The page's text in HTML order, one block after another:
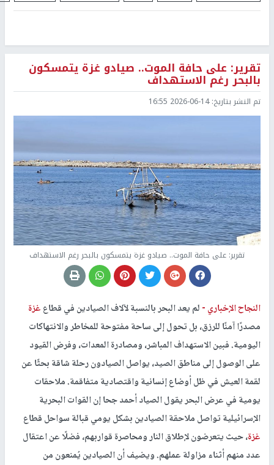
تقرير: على حافة الموت.. صيادو غزة يتمسكون
بالبحر رغم الاستهداف
تم النشر بتاريخ:2026-06-14 16:55
تقرير: على حافة الموت.. صيادو غزة يتمسكون بالبحر رغم الاستهداف
النجاح الإخباري -‏لم يعد البحر بالنسبة لآلاف الصيادين في قطاعغزة
مصدرًا آمنًا للرزق، بل تحول إلى ساحة مفتوحة للمخاطر والانتهاكات
اليومية. فبين الاستهداف المباشر، ومصادرة المعدات، وفرض القيود
على الوصول إلى مناطق الصيد، يواصل الصيادون رحلة شاقة بحثًا عن
لقمة العيش في ظل أوضاع إنسانية واقتصادية متفاقمة. ملاحقات
يومية في عرض البحر يقول الصياد أحمد جحا إن القوات البحرية
الإسرائيلية تواصل ملاحقة الصيادين بشكل يومي قبالة سواحل قطاع
غزة، حيث يتعرضون لإطلاق النار ومحاصرة قواربهم، فضلًا عن اعتقال
عدد منهم أثناء مزاولة عملهم. ويضيف أن الصيادين يُمنعون من